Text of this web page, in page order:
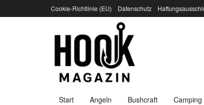
Cookie-Richtlinie (EU) Datenschutz
Start Angeln Bushcraft Camping